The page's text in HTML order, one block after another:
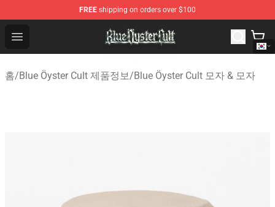
FREE shipping on orders over $100
Open menu
Blue Öyster Cult Store - Official Blue Öyster Cult
홈/Blue Öyster Cult 제품정보/Blue Öyster Cult 모자 & 모자